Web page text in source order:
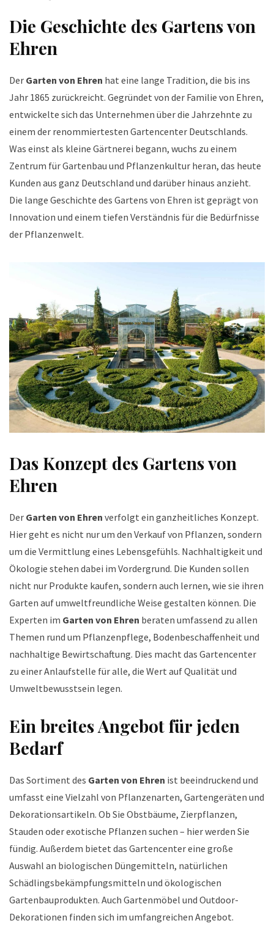
Die Geschichte des Gartens von
Ehren
Der Garten von Ehren hat eine lange Tradition, die bis ins
Jahr 1865 zurückreicht. Gegründet von der Familie von Ehren,
entwickelte sich das Unternehmen über die Jahrzehnte zu
einem der renommiertesten Gartencenter Deutschlands.
Was einst als kleine Gärtnerei begann, wuchs zu einem
Zentrum für Gartenbau und Pflanzenkultur heran, das heute
Kunden aus ganz Deutschland und darüber hinaus anzieht.
Die lange Geschichte des Gartens von Ehren ist geprägt von
Innovation und einem tiefen Verständnis für die Bedürfnisse
der Pflanzenwelt.
Das Konzept des Gartens von
Ehren
Der Garten von Ehren verfolgt ein ganzheitliches Konzept.
Hier geht es nicht nur um den Verkauf von Pflanzen, sondern
um die Vermittlung eines Lebensgefühls. Nachhaltigkeit und
Ökologie stehen dabei im Vordergrund. Die Kunden sollen
nicht nur Produkte kaufen, sondern auch lernen, wie sie ihren
Garten auf umweltfreundliche Weise gestalten können. Die
Experten im Garten von Ehren beraten umfassend zu allen
Themen rund um Pflanzenpflege, Bodenbeschaffenheit und
nachhaltige Bewirtschaftung. Dies macht das Gartencenter
zu einer Anlaufstelle für alle, die Wert auf Qualität und
Umweltbewusstsein legen.
Ein breites Angebot für jeden
Bedarf
Das Sortiment des Garten von Ehren ist beeindruckend und
umfasst eine Vielzahl von Pflanzenarten, Gartengeräten und
Dekorationsartikeln. Ob Sie Obstbäume, Zierpflanzen,
Stauden oder exotische Pflanzen suchen – hier werden Sie
fündig. Außerdem bietet das Gartencenter eine große
Auswahl an biologischen Düngemitteln, natürlichen
Schädlingsbekämpfungsmitteln und ökologischen
Gartenbauprodukten. Auch Gartenmöbel und Outdoor-
Dekorationen finden sich im umfangreichen Angebot.